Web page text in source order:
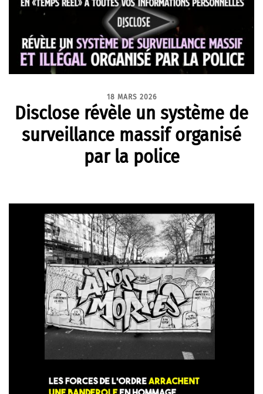
18 MARS 2026
Disclose révèle un système de
surveillance massif organisé
par la police